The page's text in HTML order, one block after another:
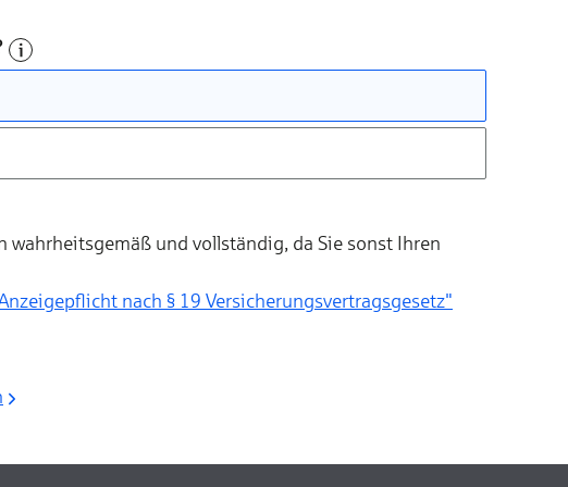
wahrheitsgemäß und vollständig, da Sie sonst Ihren
§ 19 Versicherungs­vertragsgesetz"